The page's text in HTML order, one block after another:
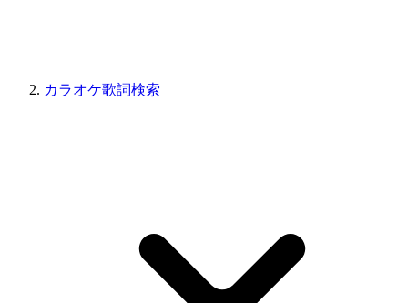
カラオケ歌詞検索